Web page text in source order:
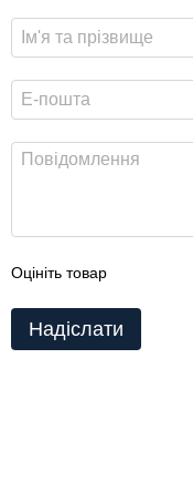
Оцініть товар
Надіслати